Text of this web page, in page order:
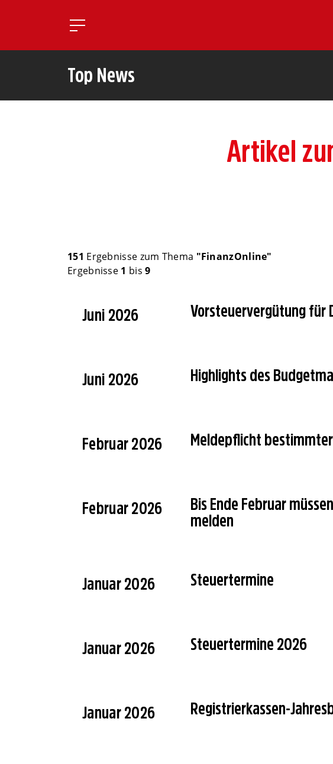
Top News
Artikel
151 Ergebnisse zum Thema "FinanzOnline"
Ergebnisse 1 bis9
Juni 2026 Vorsteuervergütung für
Juni 2026 Highlights des
Februar 2026 Meldepflicht
Februar 2026
Bis Ende Februar
melden
Januar 2026 Steuertermine
Januar 2026 Steuertermine 2026
Januar 2026 Registrierkassen-